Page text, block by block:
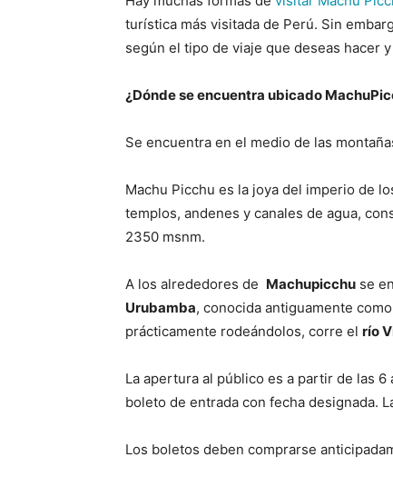
turística más visitada de Perú. Sin
según el tipo de viaje que deseas hacer
¿Dónde se encuentra ubicado
Se encuentra en el medio de las
Machu Picchu es la joya del imperio de
templos, andenes y canales de agua,
2350 msnm.
A los alrededores de Machupicchu se
Urubamba, conocida antiguamente
prácticamente rodeándolos, corre el río
La apertura al público es a partir de las
boleto de entrada con fecha designada.
Los boletos deben comprarse